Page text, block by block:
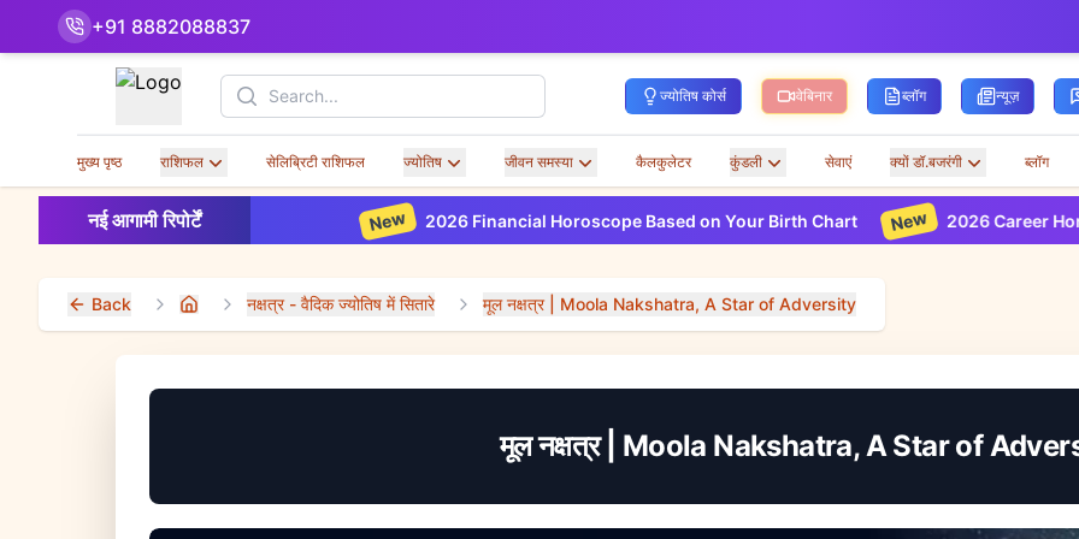
+91 8882088837
Search ज्योतिष कोर्स वेबिनार ब्लॉग न्यूज़
मुख्य पृष्ठ राशिफल सेलिब्रिटी राशिफल ज्योतिष जीवन समस्या कैलकुलेटर कुंडली सेवाएं क्यों डॉ.बजरंगी ब्लॉग
नई आगामी रिपोर्टें 2026 Financial Horoscope Based on Your Birth Chart New 2026 Career Horoscope
Back Home नक्षत्र - वैदिक ज्योतिष में सितारे मूल नक्षत्र | Moola Nakshatra, A Star of Adversity
मूल नक्षत्र | Moola Nakshatra, A Star of